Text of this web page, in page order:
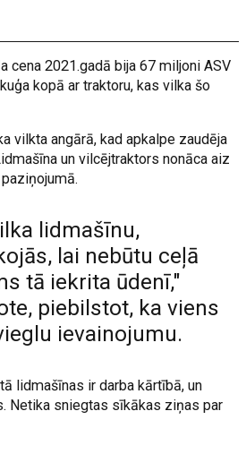
cena 2021.gadā bija 67 miljoni ASV
kopā ar traktoru, kas vilka šo
vilkta angārā, kad apkalpe zaudēja
un vilcējtraktors nonāca aiz
lidmašīnu,
lai nebūtu ceļā
tā iekrita ūdenī,"
piebilstot, ka viens
ievainojumu.
lidmašīnas ir darba kārtībā, un
Netika sniegtas sīkākas ziņas par